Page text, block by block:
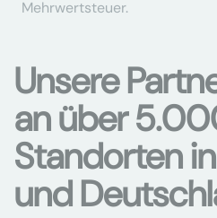
Mehrwertsteuer.
Unsere
an über
Standorten
und